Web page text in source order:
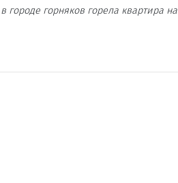
горняков горела квартира на